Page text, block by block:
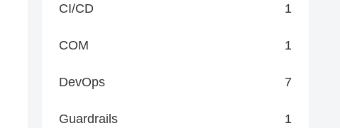
CI/CD 1
COM 1
DevOps 7
Guardrails 1